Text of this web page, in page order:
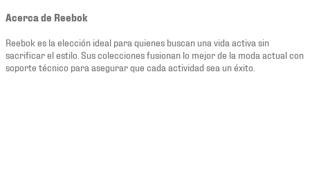
Acerca de Reebok
Reebok es la elección ideal para quienes buscan una vida activa sin
sacrificar el estilo. Sus colecciones fusionan lo mejor de la moda actual con
soporte técnico para asegurar que cada actividad sea un éxito.